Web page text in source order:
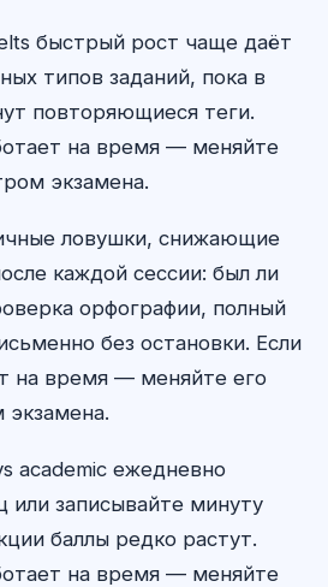
быстрый рост чаще даёт
типов заданий, пока в
повторяющиеся теги.
на время — меняйте
экзамена.
ловушки, снижающие
каждой сессии: был ли
орфографии, полный
без остановки. Если
на время — меняйте его
экзамена.
academic ежедневно
или записывайте минуту
баллы редко растут.
на время — меняйте